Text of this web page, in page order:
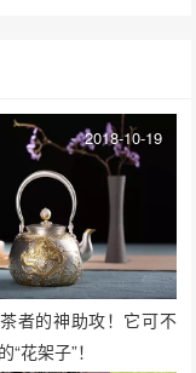
者的神助攻！它可不
“花架子”！
2018-10-19